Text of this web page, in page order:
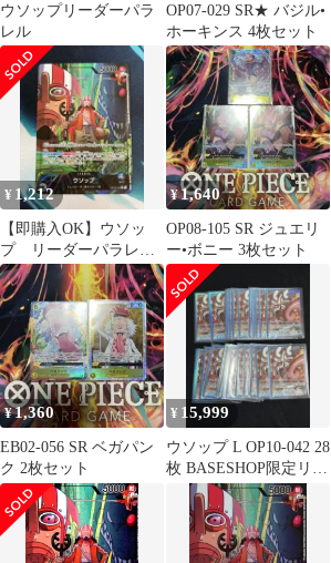
ウソップリーダーパラ
レル
OP07-029 SR★ バジル•
ホーキンス 4枚セット
¥ 1,212
【即購入OK】ウソッ
プ リーダーパラレ
ル OP10-042
¥1,640
OP08-105 SR ジュエリ
ー•ボニー 3枚セット
¥1,360
EB02-056 SR ベガパン
ク 2枚セット
¥ 15,999
ウソップ L OP10-042 28
枚 BASESHOP限定リー
ダーパラレル